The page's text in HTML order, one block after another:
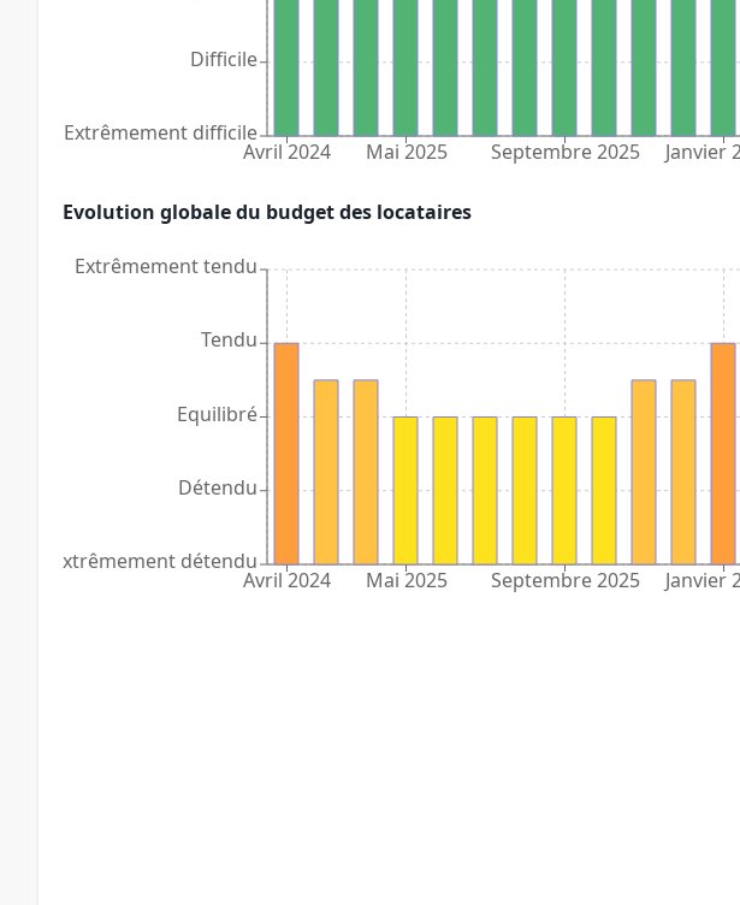
Avril 2024 Mai 2025 Septembre 2025 Janvier
Extrêmement difficile
Difficile
Evolution globale du budget des locataires
Avril 2024 Mai 2025 Septembre 2025 Janvier
Extrêmement détendu
Détendu
Equilibré
Tendu
Extrêmement tendu